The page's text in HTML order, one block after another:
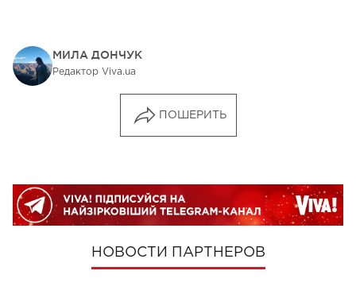
МИЛА ДОНЧУК
Редактор Viva.ua
ПОШЕРИТЬ
НОВОСТИ ПАРТНЕРОВ